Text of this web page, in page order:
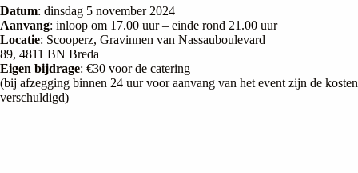
Datum: dinsdag 5 november 2024
Aanvang: inloop om 17.00 uur – einde rond 21.00 uur
Locatie: Scooperz, Gravinnen van Nassauboulevard
89, 4811 BN Breda
Eigen bijdrage: €30 voor de catering
(bij afzegging binnen 24 uur voor aanvang van het event zijn de kosten
verschuldigd)